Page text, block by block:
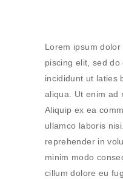
Lorem ipsum
piscing elit, sed
incididunt ut laties
aliqua. Ut enim ad
Aliquip ex ea
ullamco laboris
reprehender in
minim modo
cillum dolore eu